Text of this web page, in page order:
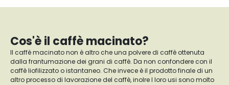
Cos'è il caffè macinato?
Il caffè macinato non è altro che una polvere di caffè ottenuta
dalla frantumazione dei grani di caffè. Da non confondere con il
caffè liofilizzato o istantaneo. Che invece è il prodotto finale di un
altro processo di lavorazione del caffè, inolre I loro usi sono molto